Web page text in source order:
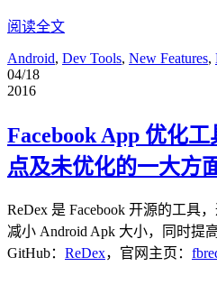
阅读全文
Android, Dev Tools, New Features,
04/18
2016
Facebook App 优化
点及未优化的一大方
ReDex 是 Facebook 开源的工具
减小 Android Apk 大小，同时提
GitHub： ReDex，官网主页：